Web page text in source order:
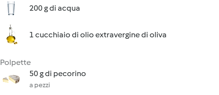
200 g di acqua
1 cucchiaio di olio extravergine di oliva
Polpette
50 g di pecorino
a pezzi